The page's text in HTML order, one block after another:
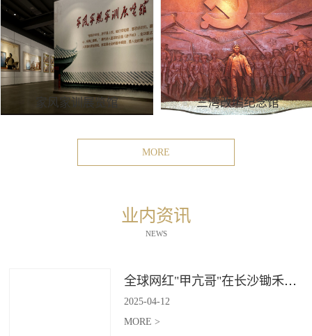
家风家训展览馆 三湾改编纪念馆
MORE
业内资讯
NEWS
全球网红"甲亢哥"在长沙锄禾打造的杜甫江阁体验参观
2025-04-12
MORE >